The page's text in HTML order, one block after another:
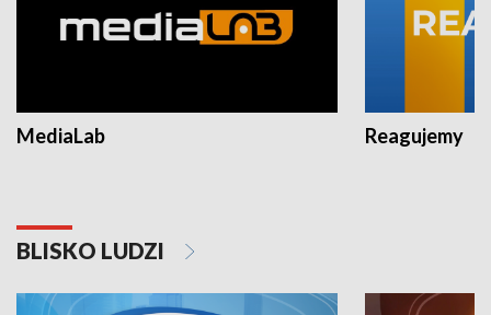
MediaLab Reagujemy
BLISKO LUDZI